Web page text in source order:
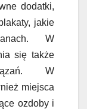
dodatki,
jakie
W
się także
W
miejsca
ozdoby i